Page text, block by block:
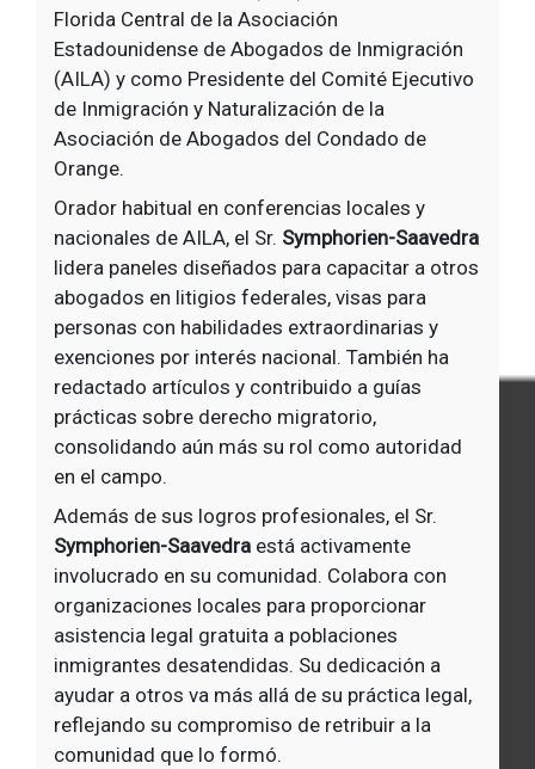
Florida Central de la Asociación
Estadounidense de Abogados de Inmigración
(AILA) y como Presidente del Comité Ejecutivo
de Inmigración y Naturalización de la
Asociación de Abogados del Condado de
Orange.
Orador habitual en conferencias locales y
nacionales de AILA, el Sr. Symphorien-Saavedra
lidera paneles diseñados para capacitar a otros
abogados en litigios federales, visas para
personas con habilidades extraordinarias y
exenciones por interés nacional. También ha
redactado artículos y contribuido a guías
prácticas sobre derecho migratorio,
consolidando aún más su rol como autoridad
en el campo.
Además de sus logros profesionales, el Sr.
Symphorien-Saavedra está activamente
involucrado en su comunidad. Colabora con
organizaciones locales para proporcionar
asistencia legal gratuita a poblaciones
inmigrantes desatendidas. Su dedicación a
ayudar a otros va más allá de su práctica legal,
reflejando su compromiso de retribuir a la
comunidad que lo formó.